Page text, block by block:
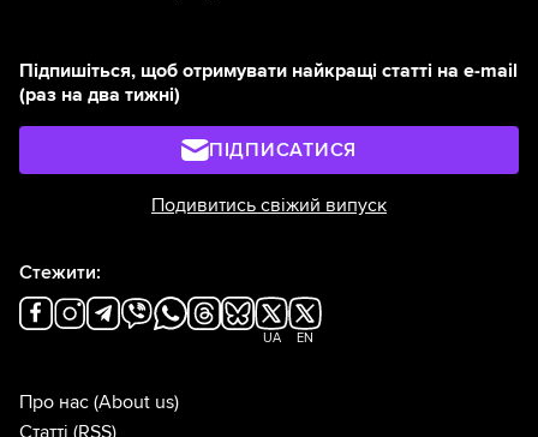
Підпишіться, щоб отримувати найкращі статті на e-mail
(раз на два тижні)
ПІДПИСАТИСЯ
Подивитись свіжий випуск
Стежити:
UA EN
Про нас (About us)